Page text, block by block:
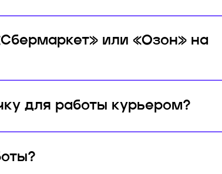
или «Озон» на
для работы курьером?